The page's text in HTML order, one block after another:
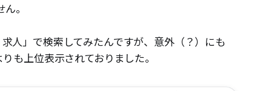
。
人」で検索してみたんですが、意外（？）にも
も上位表示されておりました。